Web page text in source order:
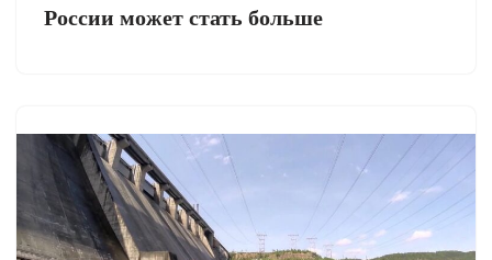
России может стать больше